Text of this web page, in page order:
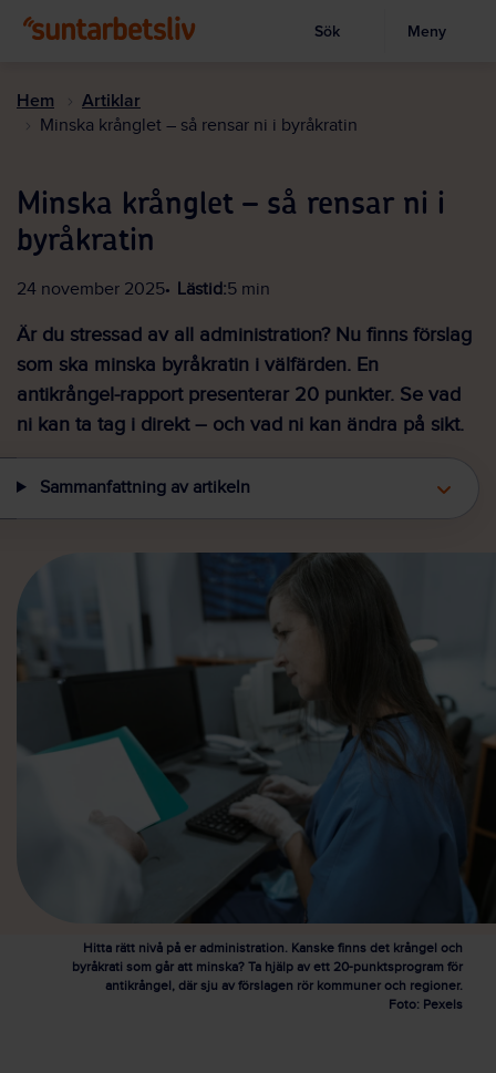
huvudinnehållet
Visa sökruta
Sök Meny
Hem Artiklar
Minska krånglet – så rensar ni i byråkratin
Minska krånglet – så rensar ni i
byråkratin
24 november 2025 Lästid:5 min
Är du stressad av all administration? Nu finns förslag
som ska minska byråkratin i välfärden. En
antikrångel-rapport presenterar 20 punkter. Se vad
ni kan ta tag i direkt – och vad ni kan ändra på sikt.
Sammanfattning av artikeln
Hitta rätt nivå på er administration. Kanske finns det krångel och
byråkrati som går att minska? Ta hjälp av ett 20-punktsprogram för
antikrångel, där sju av förslagen rör kommuner och regioner.
Foto: Pexels